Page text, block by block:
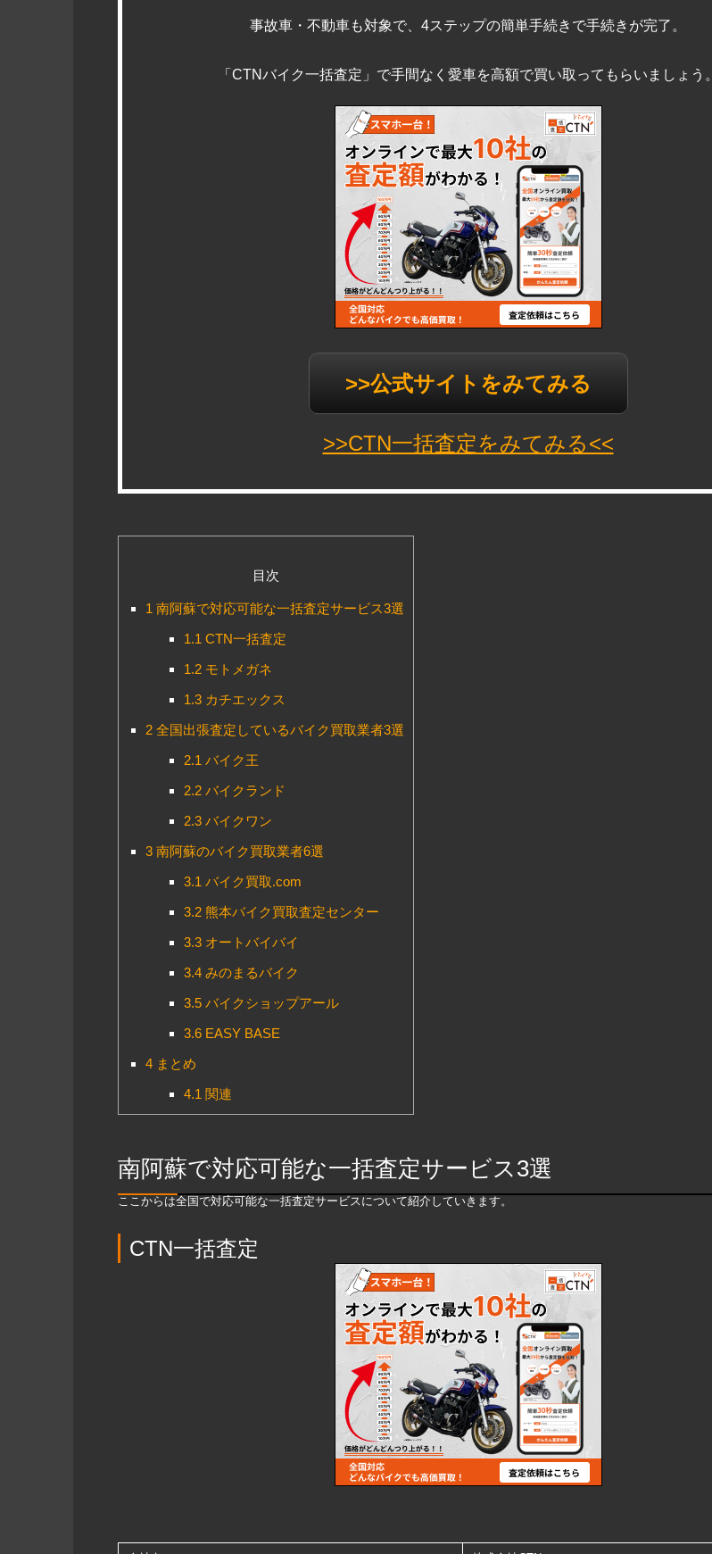
事故車・不動車も対象で、4ステップの簡単手続きで手続きが完了。
「CTNバイク一括査定」で手間なく愛車を高額で買い取ってもらいましょう。
>>公式サイトをみてみる
>>CTN一括査定をみてみる<<
目次
1 南阿蘇で対応可能な一括査定サービス3選
1.1CTN一括査定
1.2モトメガネ
1.3カチエックス
2 全国出張査定しているバイク買取業者3選
2.1バイク王
2.2バイクランド
2.3バイクワン
3 南阿蘇のバイク買取業者6選
3.1バイク買取.com
3.2熊本バイク買取査定センター
3.3オートバイバイ
3.4みのまるバイク
3.5バイクショップアール
3.6EASY BASE
4 まとめ
4.1関連
南阿蘇で対応可能な一括査定サービス3選
ここからは全国で対応可能な一括査定サービスについて紹介していきます。
CTN一括査定